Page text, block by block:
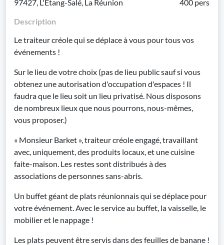
97427, L'Étang-Salé, La Réunion
400 pers
Description
Le traiteur créole qui se déplace à vous pour tous vos
événements !
Sur le lieu de votre choix (pas de lieu public sauf si vous
obtenez une autorisation d'occupation d'espaces ! Il
faudra que le lieu soit un lieu privatisé. Nous disposons
de nombreux lieux que nous pourrons, nous-mêmes,
vous proposer.)
« Monsieur Barket », traiteur créole engagé, travaillant
avec, uniquement, des produits locaux, et une cuisine
faite-maison. Les restes sont distribués à des
associations de personnes sans-abris.
Un buffet géant de plats réunionnais qui se déplace pour
votre événement. Avec le service au buffet, la vaisselle, le
mobilier et le nappage !
Les plats peuvent être servis dans des feuilles de banane !